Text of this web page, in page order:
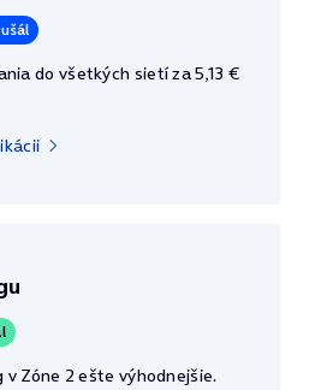
do všetkých sietí za 5,13 €
Zóne 2 ešte výhodnejšie.